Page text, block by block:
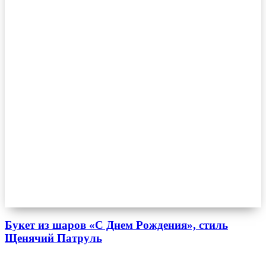
Букет из шаров «С Днем Рождения», стиль
Щенячий Патруль